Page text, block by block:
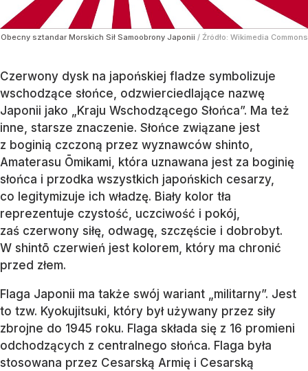
Obecny sztandar Morskich Sił Samoobrony Japonii / Źródło: Wikimedia Commons
Czerwony dysk na japońskiej fladze symbolizuje
wschodzące słońce, odzwierciedlające nazwę
Japonii jako „Kraju Wschodzącego Słońca”. Ma też
inne, starsze znaczenie. Słońce związane jest
z boginią czczoną przez wyznawców shinto,
Amaterasu Ōmikami, która uznawana jest za boginię
słońca i przodka wszystkich japońskich cesarzy,
co legitymizuje ich władzę. Biały kolor tła
reprezentuje czystość, uczciwość i pokój,
zaś czerwony siłę, odwagę, szczęście i dobrobyt.
W shintō czerwień jest kolorem, który ma chronić
przed złem.
Flaga Japonii ma także swój wariant „militarny”. Jest
to tzw. Kyokujitsuki, który był używany przez siły
zbrojne do 1945 roku. Flaga składa się z 16 promieni
odchodzących z centralnego słońca. Flaga była
stosowana przez Cesarską Armię i Cesarską